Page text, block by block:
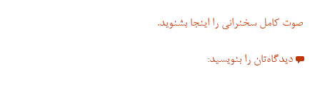
صوت کامل سخنرانی را اینجا بشنوید.
دیدگاه‌تان را بنویسید: